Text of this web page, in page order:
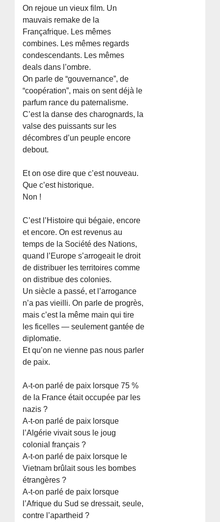
On rejoue un vieux film. Un
mauvais remake de la
Françafrique. Les mêmes
combines. Les mêmes regards
condescendants. Les mêmes
deals dans l’ombre.
On parle de “gouvernance”, de
“coopération”, mais on sent déjà le
parfum rance du paternalisme.
C’est la danse des charognards, la
valse des puissants sur les
décombres d’un peuple encore
debout.
Et on ose dire que c’est nouveau.
Que c’est historique.
Non !
C’est l’Histoire qui bégaie, encore
et encore. On est revenus au
temps de la Société des Nations,
quand l’Europe s’arrogeait le droit
de distribuer les territoires comme
on distribue des colonies.
Un siècle a passé, et l’arrogance
n’a pas vieilli. On parle de progrès,
mais c’est la même main qui tire
les ficelles — seulement gantée de
diplomatie.
Et qu’on ne vienne pas nous parler
de paix.
A-t-on parlé de paix lorsque 75 %
de la France était occupée par les
nazis ?
A-t-on parlé de paix lorsque
l’Algérie vivait sous le joug
colonial français ?
A-t-on parlé de paix lorsque le
Vietnam brûlait sous les bombes
étrangères ?
A-t-on parlé de paix lorsque
l’Afrique du Sud se dressait, seule,
contre l’apartheid ?